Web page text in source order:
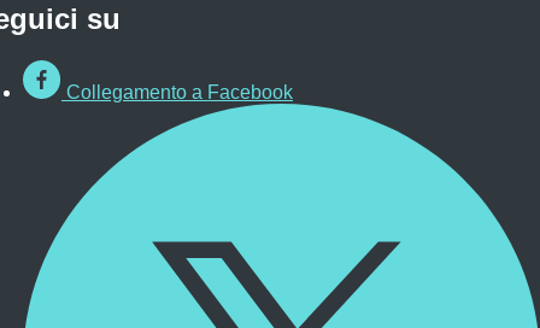
su
Collegamento a Facebook